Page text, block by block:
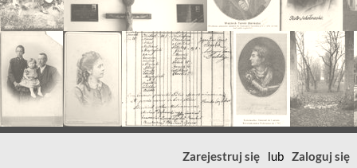
Zarejestruj się lub Zaloguj się